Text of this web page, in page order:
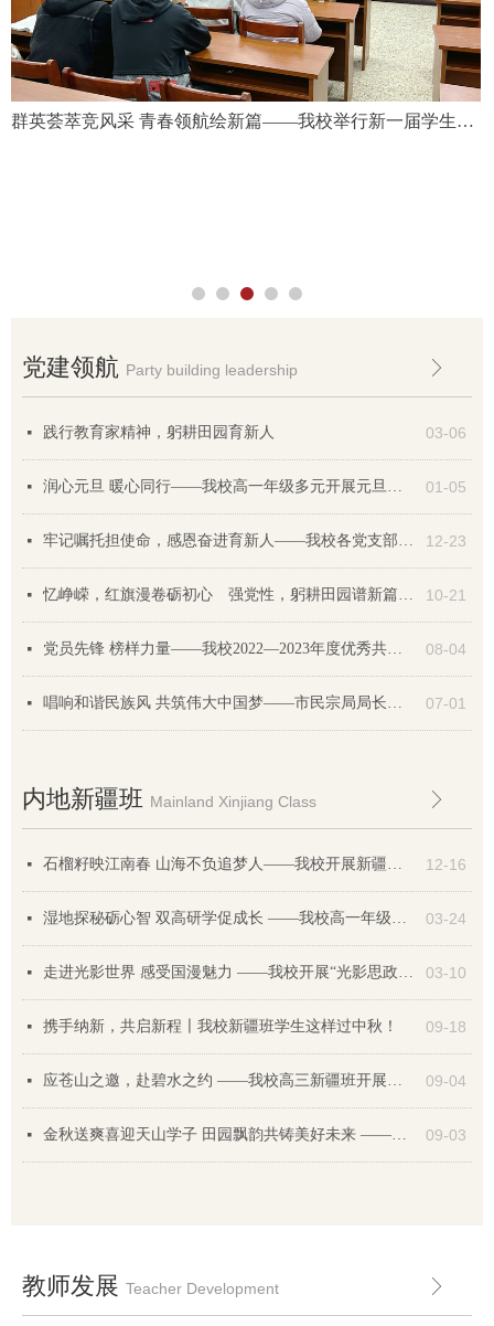
教师发展 Teacher Development ꁕ
群英荟萃竞风采 青春领航绘新篇——我校举行新一届学生会
党建领航 Party building leadership
03-06
넷 践行教育家精神，躬耕田园育新人
01-05
넷 润心元旦 暖心同行——我校高一年级多元开展元旦家访活动
12-23
넷 牢记嘱托担使命，感恩奋进育新人——我校各党支部深刻学习习近平总书记考察盐城重要指示精神
10-21
넷 忆峥嵘，红旗漫卷砺初心 强党性，躬耕田园谱新篇——我校党委开展主题党日实境活动
08-04
넷 党员先锋 榜样力量——我校2022—2023年度优秀共产党员风采展示
07-01
넷 唱响和谐民族风 共筑伟大中国梦——市民宗局局长黄斌一行调研我校新疆内高班
ꁕ
内地新疆班 Mainland Xinjiang Class ꁕ
12-16
넷 石榴籽映江南春 山海不负追梦人——我校开展新疆班社会研学活动
03-24
넷 湿地探秘砺心智 双高研学促成长 ——我校高一年级新疆班学子开展湿地生态研学之旅
03-10
넷 走进光影世界 感受国漫魅力 ——我校开展“光影思政课”主题活动
09-18
넷 携手纳新，共启新程〡我校新疆班学生这样过中秋！
09-04
넷 应苍山之邀，赴碧水之约 ——我校高三新疆班开展社会研学活动
09-03
넷 金秋送爽喜迎天山学子 田园飘韵共铸美好未来 ——我校召开2024/2025学年秋学期新疆班学生大会